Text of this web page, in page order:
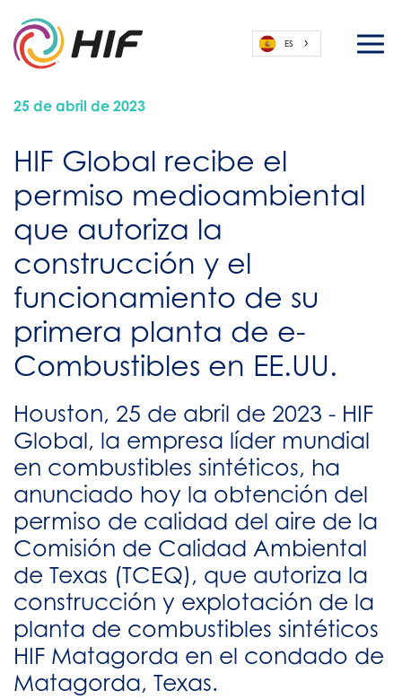
ES
25 de abril de 2023
HIF Global recibe el
permiso medioambiental
que autoriza la
construcción y el
funcionamiento de su
primera planta de e-
Combustibles en EE.UU.
Houston, 25 de abril de 2023 - HIF
Global, la empresa líder mundial
en combustibles sintéticos, ha
anunciado hoy la obtención del
permiso de calidad del aire de la
Comisión de Calidad Ambiental
de Texas (TCEQ), que autoriza la
construcción y explotación de la
planta de combustibles sintéticos
HIF Matagorda en el condado de
Matagorda, Texas.